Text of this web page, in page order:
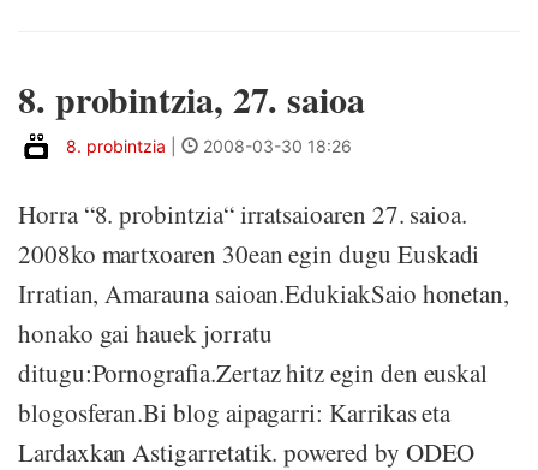
8. probintzia, 27. saioa
8. probintzia 2008-03-30 18:26
Horra “8. probintzia“ irratsaioaren 27. saioa.
2008ko martxoaren 30ean egin dugu Euskadi
Irratian, Amarauna saioan.EdukiakSaio honetan,
honako gai hauek jorratu
ditugu:Pornografia.Zertaz hitz egin den euskal
blogosferan.Bi blog aipagarri: Karrikas eta
Lardaxkan Astigarretatik. powered by ODEO